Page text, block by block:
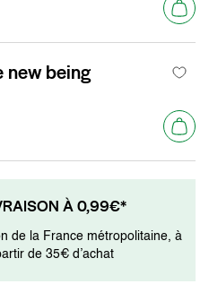
new being
À 0,99€*
de la France métropolitaine, à
de 35€ d’achat